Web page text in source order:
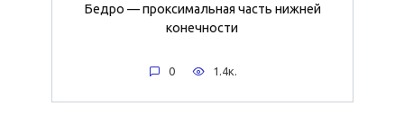
Бедро — проксимальная часть нижней
конечности
0 1.4к.